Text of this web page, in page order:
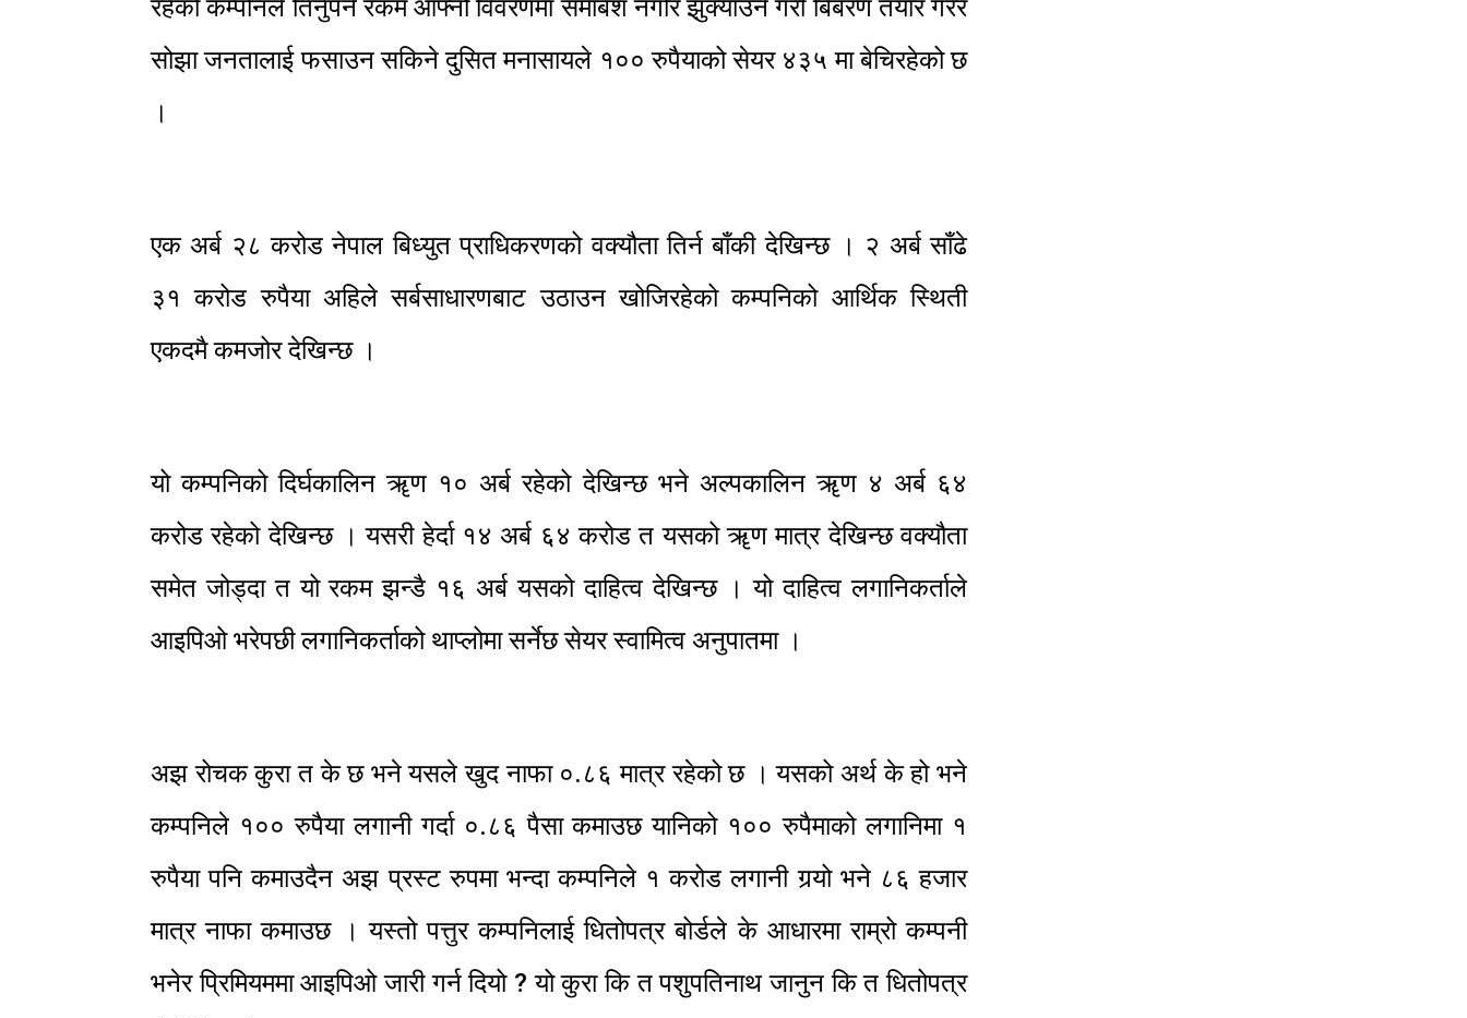
रहेको कम्पनिले तिर्नुपर्ने रकम आफ्नो विवरणमा समाबेश नगरि झुक्याउने गरी बिबरण तयार गरेर
सोझा जनतालाई फसाउन सकिने दुसित मनासायले १०० रुपैयाको सेयर ४३५ मा बेचिरहेको छ
।
एक अर्ब २८ करोड नेपाल बिध्युत प्राधिकरणको वक्यौता तिर्न बाँकी देखिन्छ । २ अर्ब साँढे
३१ करोड रुपैया अहिले सर्बसाधारणबाट उठाउन खोजिरहेको कम्पनिको आर्थिक स्थिती
एकदमै कमजोर देखिन्छ ।
यो कम्पनिको दिर्घकालिन ॠण १० अर्ब रहेको देखिन्छ भने अल्पकालिन ॠण ४ अर्ब ६४
करोड रहेको देखिन्छ । यसरी हेर्दा १४ अर्ब ६४ करोड त यसको ॠण मात्र देखिन्छ वक्यौता
समेत जोड्दा त यो रकम झन्डै १६ अर्ब यसको दाहित्व देखिन्छ । यो दाहित्व लगानिकर्ताले
आइपिओ भरेपछी लगानिकर्ताको थाप्लोमा सर्नेछ सेयर स्वामित्व अनुपातमा ।
अझ रोचक कुरा त के छ भने यसले खुद नाफा ०.८६ मात्र रहेको छ । यसको अर्थ के हो भने
कम्पनिले १०० रुपैया लगानी गर्दा ०.८६ पैसा कमाउछ यानिको १०० रुपैमाको लगानिमा १
रुपैया पनि कमाउदैन अझ प्रस्ट रुपमा भन्दा कम्पनिले १ करोड लगानी गर्‍यो भने ८६ हजार
मात्र नाफा कमाउछ । यस्तो पत्तुर कम्पनिलाई धितोपत्र बोर्डले के आधारमा राम्रो कम्पनी
भनेर प्रिमियममा आइपिओ जारी गर्न दियो ? यो कुरा कि त पशुपतिनाथ जानुन कि त धितोपत्र